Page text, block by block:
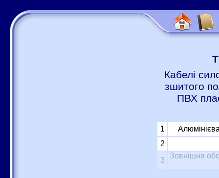
Кабелі
зшитого
ПВХ
1
2
3
Зовнішня